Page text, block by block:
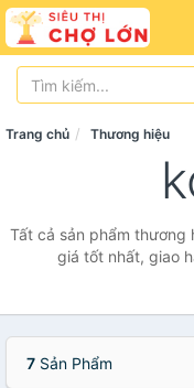
Trang chủ Thương hiệu
Tất cả sản phẩm thương
giá tốt nhất, giao
7 Sản Phẩm